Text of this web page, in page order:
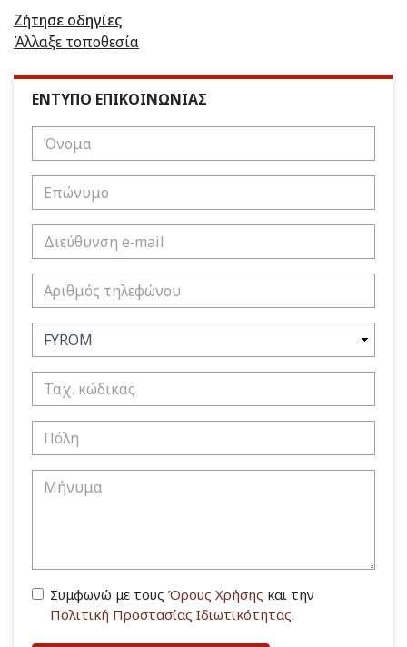
Ζήτησε οδηγίες
Άλλαξε τοποθεσία
ΕΝΤΥΠΟ ΕΠΙΚΟΙΝΩΝΙΑΣ
Συμφωνώ με τους Όρους Χρήσης και την
Πολιτική Προστασίας Ιδιωτικότητας.